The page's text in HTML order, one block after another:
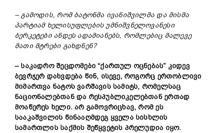
– გამოდის, რომ ბატონმა ივანიშვილმა და მისმა
პარტიამ ხელისუფლების უმნიშვნელოვანესი
ბერკეტები ანდეს ადამიანებს, რომლებიც მალევე
მათი მტრები გახდნენ?
– საკადრო შეცდომები “ქართულ ოცნებას” კიდევ
ბევრჯერ დახვდება წინ, ისევე, როგორც ერთობლივი
მიმართვა ნატოს ვარშავის სამიტს, რომელსაც
ნაციონალებთან და რესპუბლიკელებთან ერთად
მოაწერეს ხელი. არ გამოვრიცხავ, რომ ეს
სააკაშვილის წინააღმდეგ ყველა სისხლის
სამართლის საქმის შეწყვეტის პრელუდია იყო.